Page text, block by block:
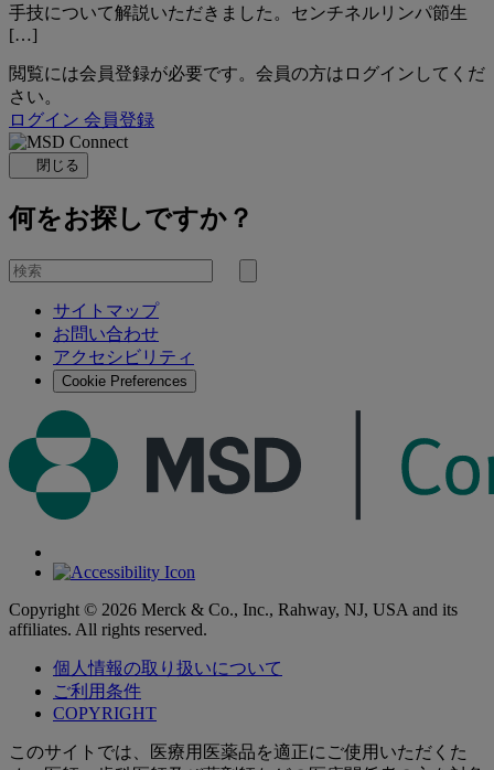
手技について解説いただきました。センチネルリンパ節生
[…]
閲覧には会員登録が必要です。会員の方はログインしてくだ
さい。
ログイン 会員登録
閉じる
何をお探しですか？
を
検
サイトマップ
お問い合わせ
アクセシビリティ
Cookie Preferences
Copyright © 2026 Merck & Co., Inc., Rahway, NJ, USA and its
affiliates. All rights reserved.
個人情報の取り扱いについて
ご利用条件
COPYRIGHT
このサイトでは、医療用医薬品を適正にご使用いただくた